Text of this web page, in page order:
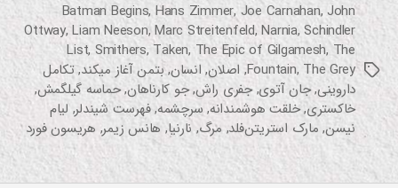
برچسب‌ها
Batman Begins, Hans Zimmer, Joe Carnahan, John
Ottway,Liam Neeson,Marc Streitenfeld,Narnia,Schindler
List, Smithers, Taken,The Epic of Gilgamesh, The
Fountain, The Grey
, اصلان, انسان,بتمن آغاز میکند,تکامل
داروینی,جان آتوی,جفری راش,جو کارناهان,حماسه گیلگمش,
خاکستری,خلقت هوشمندانه, سرچشمه,فهرست شیندلر, لیام
نیسن, مارک استریتن‌فلد, مرگ, نارنیا, هانس زیمر, هریسون فورد